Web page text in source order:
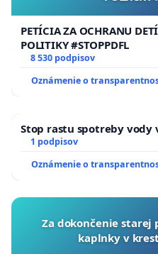
PETÍCIA ZA OCHRANU
POLITIKY #STOPPDFL
8 530 podpisov
Oznámenie o
Stop rastu spotreby vody
1 podpisov
Oznámenie o
Za dokončenie
kaplnky v